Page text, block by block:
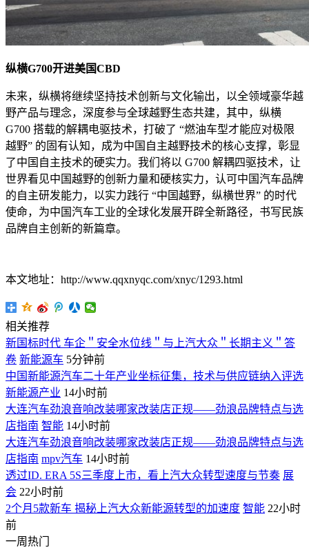
纵横G700开进美国CBD
未来，纵横将继续坚持技术创新与文化输出，以全领域豪华越
野产品与理念，深度参与全球越野生态共建，其中，纵横
G700 搭载的解耦电驱技术，打破了 “燃油车型才能应对极限
越野” 的固有认知，成为中国自主越野技术的核心支撑，彰显
了中国自主技术的硬实力。我们将以 G700 解耦四驱技术，让
世界看见中国越野的创新力量和硬核实力，认可中国汽车品牌
的自主研发能力，以实力践行 “中国越野，纵横世界” 的时代
使命，为中国汽车工业的全球化发展开辟全新路径，书写民族
品牌自主创新的新篇章。
本文地址：http://www.qqxnyqc.com/xnyc/1293.html
相关推荐
新国标时代 车企＂安全水位线＂与上汽大众＂长期主义＂答
卷 新能源车 5分钟前
中国新能源汽车二十年产业坐标征集，技术与供应链纳入评选
新能源产业 14小时前
大连汽车劲浪音响改装哪家改装店正规——劲浪品牌特点与选
店指南 智能 14小时前
大连汽车劲浪音响改装哪家改装店正规——劲浪品牌特点与选
店指南 mpv汽车 14小时前
透过ID. ERA 5S三季度上市，看上汽大众转型速度与节奏 展
会 22小时前
2个月5款新车 揭秘上汽大众新能源转型的加速度 智能 22小时
前
一周热门